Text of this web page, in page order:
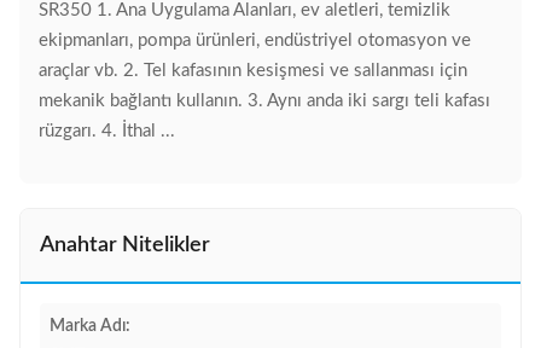
SR350 1. Ana Uygulama Alanları, ev aletleri, temizlik
ekipmanları, pompa ürünleri, endüstriyel otomasyon ve
araçlar vb. 2. Tel kafasının kesişmesi ve sallanması için
mekanik bağlantı kullanın. 3. Aynı anda iki sargı teli kafası
rüzgarı. 4. İthal ...
Anahtar Nitelikler
Marka Adı: